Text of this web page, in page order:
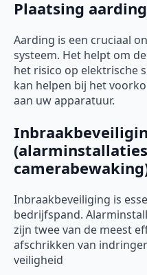
Plaatsing aarding
Aarding is een cruciaal
systeem. Het helpt om
het risico op elektrische
kan helpen bij het
aan uw apparatuur.
Inbraakbeveiliging is
bedrijfspand.
zijn twee van de meest
afschrikken van
veiligheid